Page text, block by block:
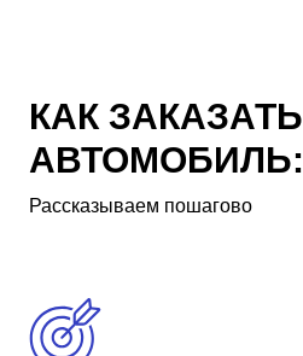
КАК ЗАКАЗАТЬ
АВТОМОБИЛЬ:
Рассказываем пошагово